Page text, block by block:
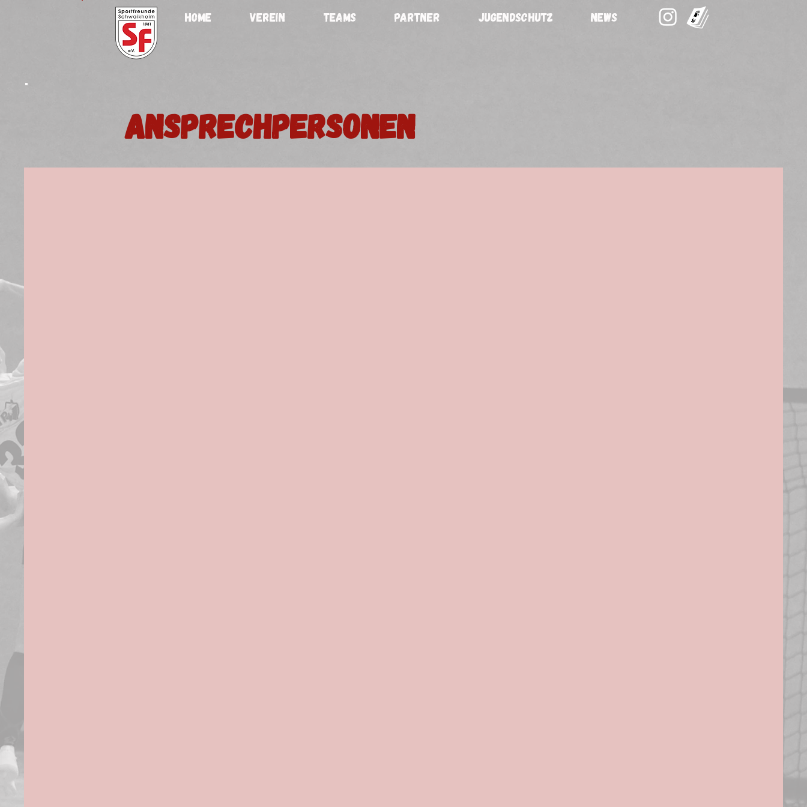
HOME VEREIN TEAMS PARTNER JUGENDSCHUTZ NEWS
Ansprechpersonen